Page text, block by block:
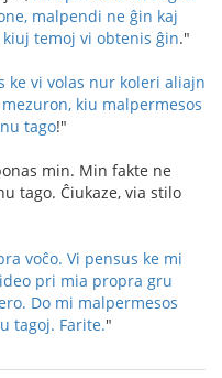
malpendi ne ĝin kaj
temoj vi obtenis ĝin."
ke vi volas nur koleri aliajn
kiu malpermesos
tago!"
min. Min fakte ne
tago. Ĉiukaze, via stilo
voĉo. Vi pensus ke mi
pri mia propra gru
Do mi malpermesos
tagoj. Farite."